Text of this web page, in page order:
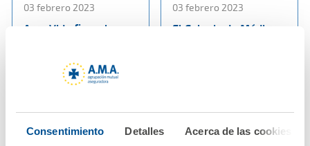
Consentimiento Detalles Acerca de las cookies
03 febrero 2023
Ama Vida firma la
Vida con los
veterinarios de
Ver noticia
03 febrero 2023
El Colegio de Médicos
Ver noticia